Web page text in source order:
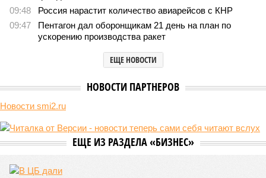
компании Capital Group начала реальной достройки